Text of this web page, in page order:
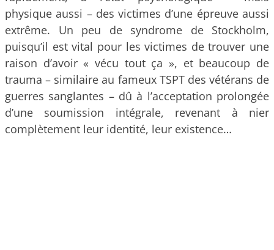
physique aussi – des victimes d’une épreuve aussi
extrême. Un peu de syndrome de Stockholm,
puisqu’il est vital pour les victimes de trouver une
raison d’avoir « vécu tout ça », et beaucoup de
trauma – similaire au fameux TSPT des vétérans de
guerres sanglantes – dû à l’acceptation prolongée
d’une soumission intégrale, revenant à nier
complètement leur identité, leur existence…